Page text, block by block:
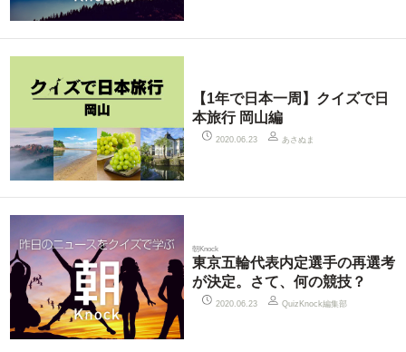
【1年で日本一周】クイズで日
本旅行 岡山編
2020.06.23 あさぬま
朝Knock
東京五輪代表内定選手の再選考
が決定。さて、何の競技？
2020.06.23 QuizKnock編集部